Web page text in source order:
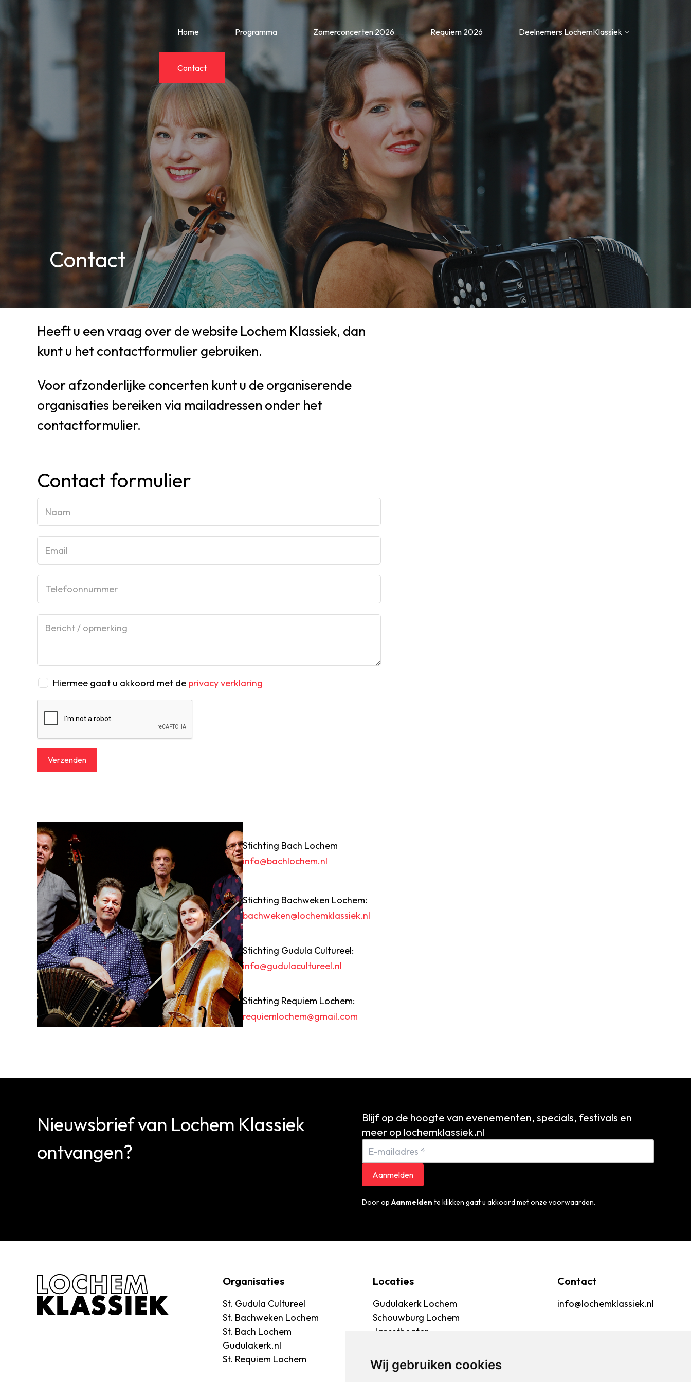
Wij gebruiken cookies
Home Programma Zomerconcerten 2026 Requiem 2026 Deelnemers LochemKlassiek
Contact
Contact
Heeft u een vraag over de website Lochem Klassiek, dan
kunt u het contactformulier gebruiken.
Voor afzonderlijke concerten kunt u de organiserende
organisaties bereiken via mailadressen onder het
contactformulier.
Contact formulier
Bericht / opmerking
Hiermee gaat u akkoord met de privacy verklaring
Verzenden
Stichting Bach Lochem
info@bachlochem.nl
Stichting Bachweken Lochem:
bachweken@lochemklassiek.nl
Stichting Gudula Cultureel:
info@gudulacultureel.nl
Stichting Requiem Lochem:
requiemlochem@gmail.com
Nieuwsbrief van Lochem Klassiek
ontvangen?
Blijf op de hoogte van evenementen, specials, festivals en
meer op lochemklassiek.nl
E-mailadres *
Door op Aanmelden te klikken gaat u akkoord met onze voorwaarden.
Organisaties
St. Gudula Cultureel
St. Bachweken Lochem
St. Bach Lochem
Gudulakerk.nl
St. Requiem Lochem
Locaties
Gudulakerk Lochem
Schouwburg Lochem
Jansstheater
Remonstrantse kerk
Stadshuus Lochem
Contact
info@lochemklassiek.nl